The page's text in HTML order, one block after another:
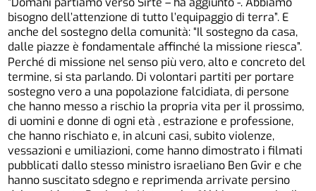
bisogno dell’attenzione di tutto l’equipaggio di terra”. E
anche del sostegno della comunità: “Il sostegno da casa,
dalle piazze è fondamentale affinché la missione riesca”.
Perché di missione nel senso più vero, alto e concreto del
termine, si sta parlando. Di volontari partiti per portare
sostegno vero a una popolazione falcidiata, di persone
che hanno messo a rischio la propria vita per il prossimo,
di uomini e donne di ogni età , estrazione e professione,
che hanno rischiato e, in alcuni casi, subito violenze,
vessazioni e umiliazioni, come hanno dimostrato i filmati
pubblicati dallo stesso ministro israeliano Ben Gvir e che
hanno suscitato sdegno e reprimenda arrivate persino